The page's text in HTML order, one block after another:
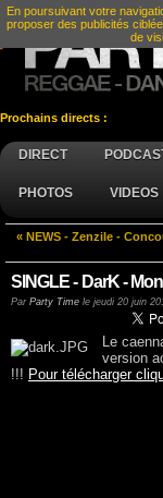
Prochains directs :
DIRECT
PHOTOS VIDEOS
« NEWS - Zenzile -
SINGLE - DarK -
Par Party Time le jeudi 20 juin
Le
version
!!! Pour télécharger
En poursuivant votre
proposer des publicités
de